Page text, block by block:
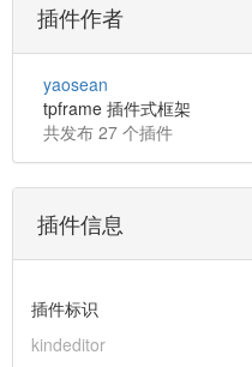
插件作者
yaosean
tpframe 插件式框架
共发布 27 个插件
插件信息
插件标识
kindeditor